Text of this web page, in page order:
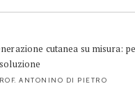
cutanea su misura:
ANTONINO DI PIETRO